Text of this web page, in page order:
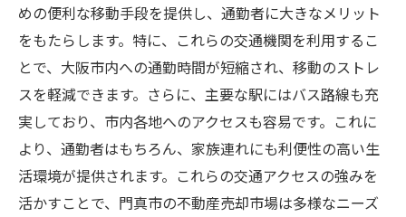
めの便利な移動手段を提供し、通勤者に大きなメリット
をもたらします。特に、これらの交通機関を利用するこ
とで、大阪市内への通勤時間が短縮され、移動のストレ
スを軽減できます。さらに、主要な駅にはバス路線も充
実しており、市内各地へのアクセスも容易です。これに
より、通勤者はもちろん、家族連れにも利便性の高い生
活環境が提供されます。これらの交通アクセスの強みを
活かすことで、門真市の不動産売却市場は多様なニーズ